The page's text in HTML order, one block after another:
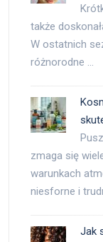
także
W ostatnich
różnorodne …
zmaga się
warunkach
niesforne i
Jak